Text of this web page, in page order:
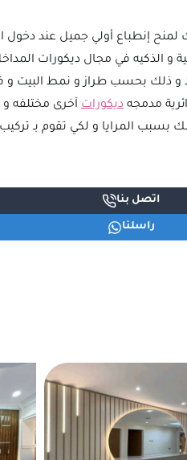
إنطباع أولي جميل عند دخول
و الذكيه في مجال ديكورات
ذلك بحسب طراز و نمط البيت و
مدمجه ديكورات آخرى مختلفه
بسبب المرايا و لكي تقوم بـ
اتصل بنا
راسلنا